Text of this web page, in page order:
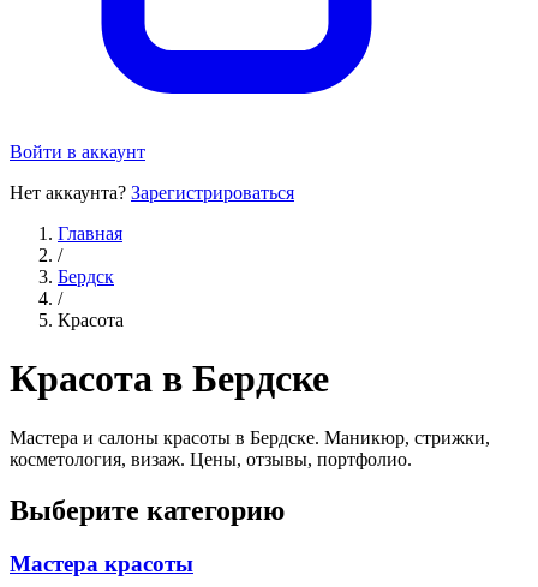
Войти в аккаунт
Нет аккаунта? Зарегистрироваться
Главная
/
Бердск
/
Красота
Красота в Бердске
Мастера и салоны красоты в Бердске. Маникюр, стрижки,
косметология, визаж. Цены, отзывы, портфолио.
Выберите категорию
Мастера красоты